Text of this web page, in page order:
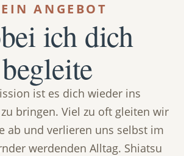
ANGEBOT
ich dich
begleite
ist es dich wieder ins
bringen. Viel zu oft gleiten wir
ab und verlieren uns selbst im
werdenden Alltag. Shiatsu